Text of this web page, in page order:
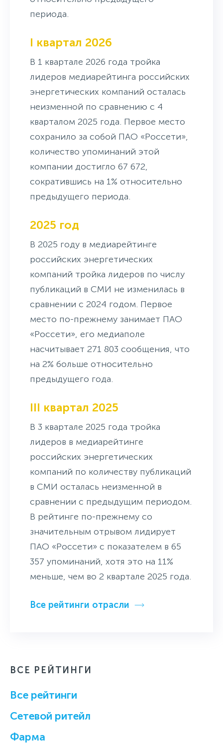
периода.
I квартал 2026
В 1 квартале 2026 года тройка
лидеров медиарейтинга российских
энергетических компаний осталась
неизменной по сравнению с 4
кварталом 2025 года. Первое место
сохранило за собой ПАО «Россети»,
количество упоминаний этой
компании достигло 67 672,
сократившись на 1% относительно
предыдущего периода.
2025 год
В 2025 году в медиарейтинге
российских энергетических
компаний тройка лидеров по числу
публикаций в СМИ не изменилась в
сравнении с 2024 годом. Первое
место по-прежнему занимает ПАО
«Россети», его медиаполе
насчитывает 271 803 сообщения, что
на 2% больше относительно
предыдущего года.
III квартал 2025
В 3 квартале 2025 года тройка
лидеров в медиарейтинге
российских энергетических
компаний по количеству публикаций
в СМИ осталась неизменной в
сравнении с предыдущим периодом.
В рейтинге по-прежнему со
значительным отрывом лидирует
ПАО «Россети» с показателем в 65
357 упоминаний, хотя это на 11%
меньше, чем во 2 квартале 2025 года.
Все рейтинги отрасли
ВСЕ РЕЙТИНГИ
Все рейтинги
Cетевой ритейл
Фарма